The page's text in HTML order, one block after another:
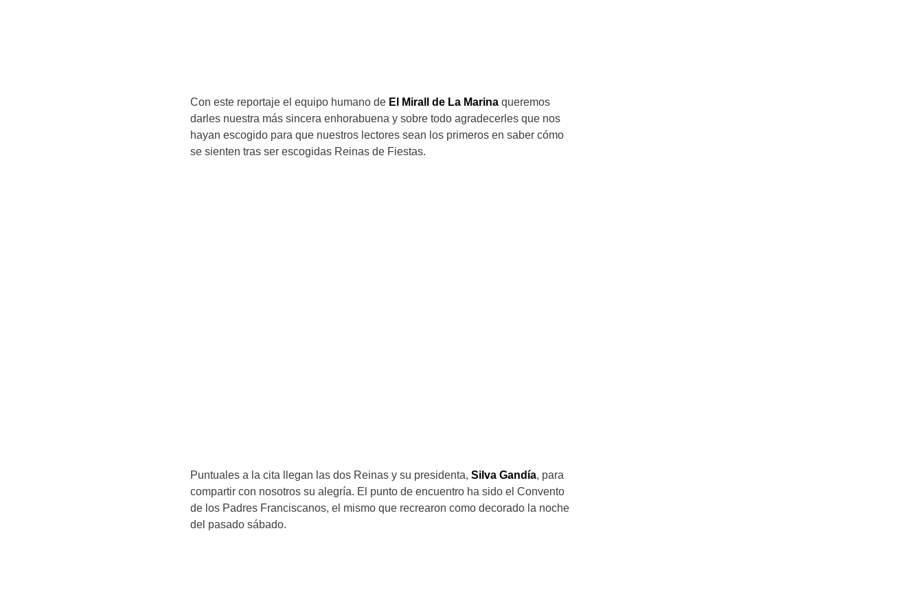
Con este reportaje el equipo humano de El Mirall de La Marina queremos
darles nuestra más sincera enhorabuena y sobre todo agradecerles que nos
hayan escogido para que nuestros lectores sean los primeros en saber cómo
se sienten tras ser escogidas Reinas de Fiestas.
Puntuales a la cita llegan las dos Reinas y su presidenta, Silva Gandía, para
compartir con nosotros su alegría. El punto de encuentro ha sido el Convento
de los Padres Franciscanos, el mismo que recrearon como decorado la noche
del pasado sábado.